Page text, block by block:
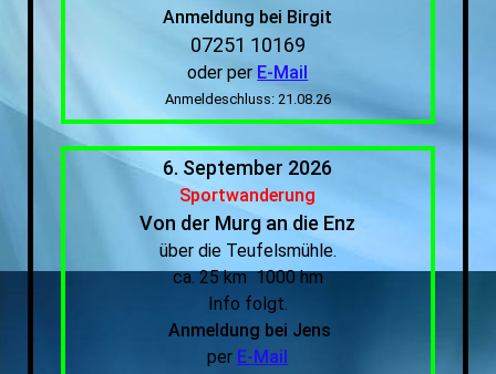
Anmeldung bei Birgit
07251 10169
oder per E-Mail
Anmeldeschluss: 21.08.26
6. September 2026
Sportwanderung
Von der Murg an die Enz
über die Teufelsmühle.
ca. 25 km 1000 hm
Info folgt.
Anmeldung bei Jens
per E-Mail